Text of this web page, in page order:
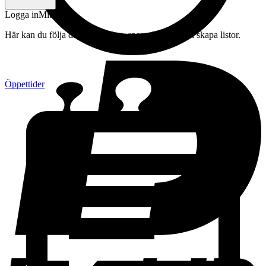
Öppettider
Logga inMitt konto
Här kan du följa din beställning, spara drycker och skapa listor.